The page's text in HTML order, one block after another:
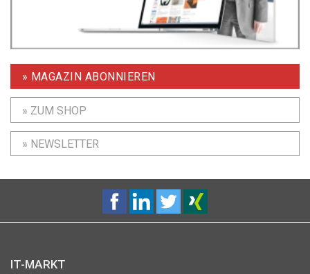
» MAGAZIN ABONNIEREN
» ZUM SHOP
» NEWSLETTER
IT-MARKT